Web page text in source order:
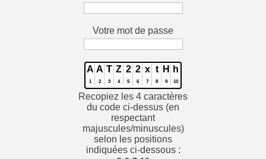
Votre mot de passe
A
1
A
2
T
3
Z
4
2
5
2
6
x
7
t
8
H
9
h
10
Recopiez les 4 caractères
du code ci-dessus (en
respectant
majuscules/minuscules)
selon les positions
indiquées ci-dessous :